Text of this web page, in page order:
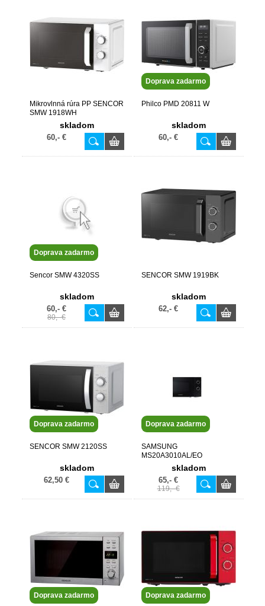
Mikrovlnná rúra PP SENCOR
SMW 1918WH
skladom
60,- €
Doprava zadarmo
Philco PMD 20811 W
skladom
60,- €
Doprava zadarmo
Sencor SMW 4320SS
skladom
60,- €
80,- €
SENCOR SMW 1919BK
skladom
62,- €
Doprava zadarmo
SENCOR SMW 2120SS
skladom
62,50 €
Doprava zadarmo
SAMSUNG
MS20A3010AL/EO
mikrovlnná rúra
skladom
65,- €
119,- €
Doprava zadarmo Doprava zadarmo